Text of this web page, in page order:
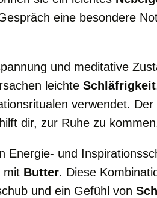
eine besondere
und meditative
leichte Schläfrigkeit
verwendet.
dir, zur Ruhe zu
Energie- und
mit Butter. Diese
und ein Gefühl von